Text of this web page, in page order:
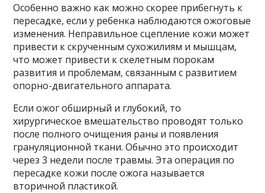
Особенно важно как можно скорее прибегнуть к
пересадке, если у ребенка наблюдаются ожоговые
изменения. Неправильное сцепление кожи может
привести к скрученным сухожилиям и мышцам,
что может привести к скелетным порокам
развития и проблемам, связанным с развитием
опорно-двигательного аппарата.
Если ожог обширный и глубокий, то
хирургическое вмешательство проводят только
после полного очищения раны и появления
грануляционной ткани. Обычно это происходит
через 3 недели после травмы. Эта операция по
пересадке кожи после ожога называется
вторичной пластикой.